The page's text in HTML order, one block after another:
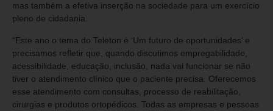
mas também a efetiva inserção na sociedade para um exercício
pleno de cidadania.
“Este ano o tema do Teleton é ‘Um futuro de oportunidades’ e
precisamos refletir que, quando discutimos empregabilidade,
acessibilidade, educação, inclusão, nada vai funcionar se não
tiver o atendimento clínico que o paciente precisa. Oferecemos
esse atendimento com consultas, processo de reabilitação,
cirurgias e produtos ortopédicos. Todas as empresas e pessoas